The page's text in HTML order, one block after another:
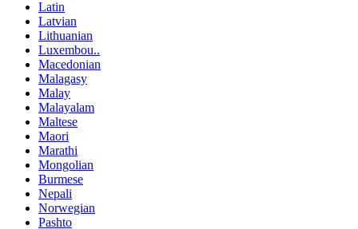
Latin
Latvian
Lithuanian
Luxembou..
Macedonian
Malagasy
Malay
Malayalam
Maltese
Maori
Marathi
Mongolian
Burmese
Nepali
Norwegian
Pashto